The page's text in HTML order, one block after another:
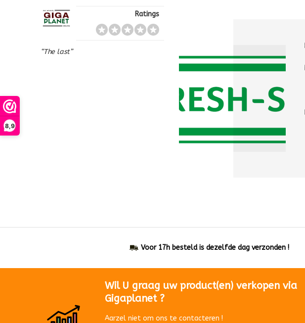
8,9
Ratings
“The last”
Voor 17h besteld is dezelfde dag verzonden !
Wil U graag uw product(en) verkopen via
Gigaplanet ?
Aarzel niet om ons te contacteren !